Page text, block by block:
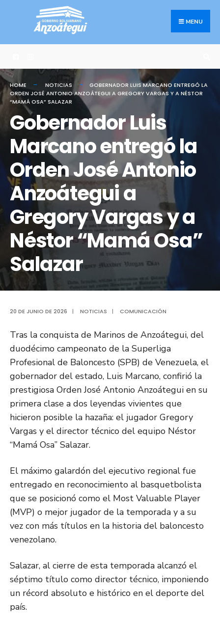
MENU
HOME NOTICIAS
GOBERNADOR LUIS MARCANO ENTREGÓ LA
ORDEN JOSÉ ANTONIO ANZOÁTEGUI A GREGORY VARGAS Y A NÉSTOR
“MAMÁ OSA” SALAZAR
Gobernador Luis
Marcano entregó la
Orden José Antonio
Anzoátegui a
Gregory Vargas y a
Néstor “Mamá Osa”
Salazar
20 DE JUNIO DE 2026 | NOTICIAS | COMUNICACIÓN
Tras la conquista de Marinos de Anzoátegui, del
duodécimo campeonato de la Superliga
Profesional de Baloncesto (SPB) de Venezuela, el
gobernador del estado, Luis Marcano, confirió la
prestigiosa Orden José Antonio Anzoátegui en su
primera clase a dos leyendas vivientes que
hicieron posible la hazaña: el jugador Gregory
Vargas y el director técnico del equipo Néstor
“Mamá Osa” Salazar.
El máximo galardón del ejecutivo regional fue
entregado en reconocimiento al basquetbolista
que se posicionó como el Most Valuable Player
(MVP) o mejor jugador de la temporada y a su
vez con más títulos en la historia del baloncesto
venezolano.
Salazar, al cierre de esta temporada alcanzó el
séptimo título como director técnico, imponiendo
un récord absoluto e histórico en el deporte del
país.
Search